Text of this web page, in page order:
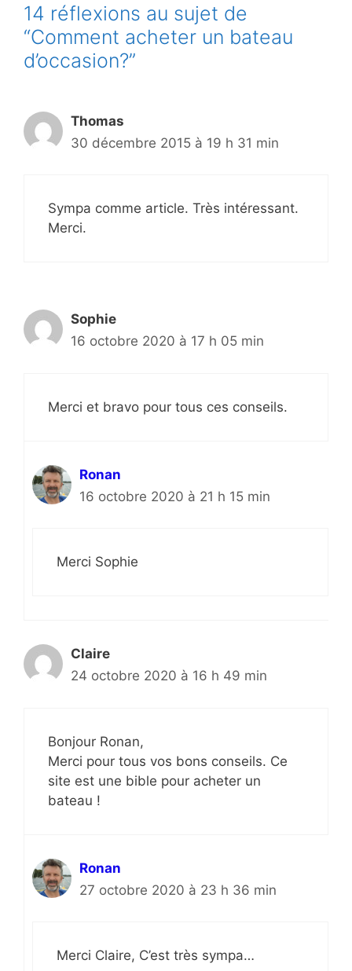
14 réflexions au sujet de
“Comment acheter un bateau
d’occasion?”
Thomas
30 décembre 2015 à 19 h 31 min
Sympa comme article. Très intéressant.
Merci.
Sophie
16 octobre 2020 à 17 h 05 min
Merci et bravo pour tous ces conseils.
Ronan
16 octobre 2020 à 21 h 15 min
Merci Sophie
Claire
24 octobre 2020 à 16 h 49 min
Bonjour Ronan,
Merci pour tous vos bons conseils. Ce
site est une bible pour acheter un
bateau !
Ronan
27 octobre 2020 à 23 h 36 min
Merci Claire, C’est très sympa…